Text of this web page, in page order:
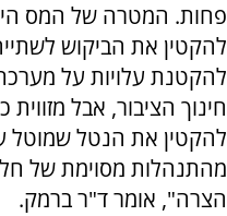
פחות. המטרה של המס
להקטין את הביקוש
להקטנת עלויות על
חינוך הציבור, אבל
להקטין את הנטל שמוטל
מהתנהלות מסוימת של
הצרה", אומר ד"ר ברמק.